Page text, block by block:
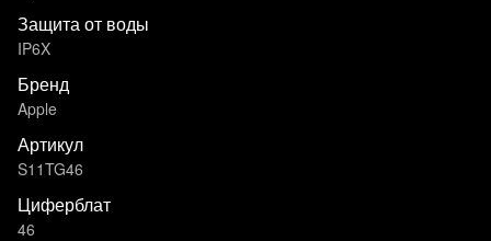
Защита от воды
IP6X
Бренд
Apple
Артикул
S11TG46
Циферблат
46